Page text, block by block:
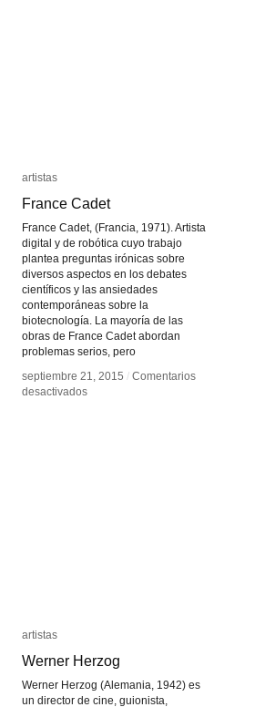
artistas
France Cadet
France Cadet, (Francia, 1971). Artista
digital y de robótica cuyo trabajo
plantea preguntas irónicas sobre
diversos aspectos en los debates
científicos y las ansiedades
contemporáneas sobre la
biotecnología. La mayoría de las
obras de France Cadet abordan
problemas serios, pero
septiembre 21, 2015 / Comentarios
desactivadosen
artistas
France Cadet
septiembre 21, 2015 / Comentarios
desactivadosen
artistas
Werner Herzog
Werner Herzog (Alemania, 1942) es
un director de cine, guionista,
artistas
Werner Herzog